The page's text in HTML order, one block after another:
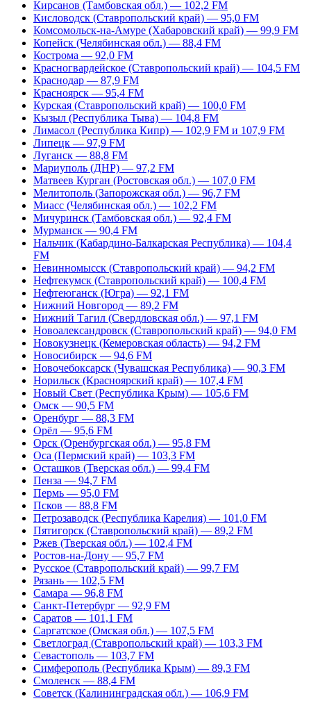
Кирсанов (Тамбовская обл.) — 102,2 FM
Кисловодск (Ставропольский край) — 95,0 FM
Комсомольск-на-Амуре (Хабаровский край) — 99,9 FM
Копейск (Челябинская обл.) — 88,4 FM
Кострома — 92,0 FM
Красногвардейское (Ставропольский край) — 104,5 FM
Краснодар — 87,9 FM
Красноярск — 95,4 FM
Курская (Ставропольский край) — 100,0 FM
Кызыл (Республика Тыва) — 104,8 FM
Лимасол (Республика Кипр) — 102,9 FM и 107,9 FM
Липецк — 97,9 FM
Луганск — 88,8 FM
Мариуполь (ДНР) — 97,2 FM
Матвеев Курган (Ростовская обл.) — 107,0 FM
Мелитополь (Запорожская обл.) — 96,7 FM
Миасс (Челябинская обл.) — 102,2 FM
Мичуринск (Тамбовская обл.) — 92,4 FM
Мурманск — 90,4 FM
Нальчик (Кабардино-Балкарская Республика) — 104,4
FM
Невинномысск (Ставропольский край) — 94,2 FM
Нефтекумск (Ставропольский край) — 100,4 FM
Нефтеюганск (Югра) — 92,1 FM
Нижний Новгород — 89,2 FM
Нижний Тагил (Свердловская обл.) — 97,1 FM
Новоалександровск (Ставропольский край) — 94,0 FM
Новокузнецк (Кемеровская область) — 94,2 FM
Новосибирск — 94,6 FM
Новочебоксарск (Чувашская Республика) — 90,3 FM
Норильск (Красноярский край) — 107,4 FM
Новый Свет (Республика Крым) — 105,6 FM
Омск — 90,5 FM
Оренбург — 88,3 FM
Орёл — 95,6 FM
Орск (Оренбургская обл.) — 95,8 FM
Оса (Пермский край) — 103,3 FM
Осташков (Тверская обл.) — 99,4 FM
Пенза — 94,7 FM
Пермь — 95,0 FM
Псков — 88,8 FM
Петрозаводск (Республика Карелия) — 101,0 FM
Пятигорск (Ставропольский край) — 89,2 FM
Ржев (Тверская обл.) — 102,4 FM
Ростов-на-Дону — 95,7 FM
Русское (Ставропольский край) — 99,7 FM
Рязань — 102,5 FM
Самара — 96,8 FM
Санкт-Петербург — 92,9 FM
Саратов — 101,1 FM
Саргатское (Омская обл.) — 107,5 FM
Светлоград (Ставропольский край) — 103,3 FM
Севастополь — 103,7 FM
Симферополь (Республика Крым) — 89,3 FM
Смоленск — 88,4 FM
Советск (Калининградская обл.) — 106,9 FM